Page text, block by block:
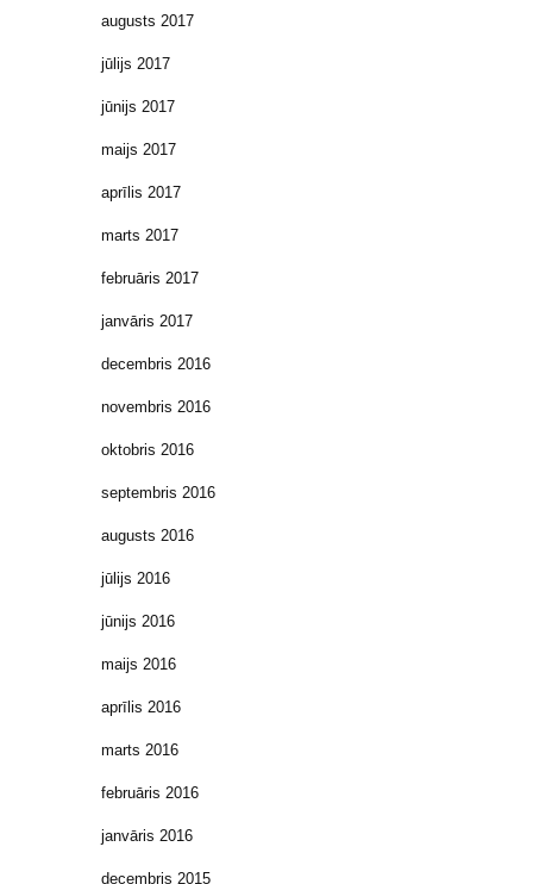
augusts 2017
jūlijs 2017
jūnijs 2017
maijs 2017
aprīlis 2017
marts 2017
februāris 2017
janvāris 2017
decembris 2016
novembris 2016
oktobris 2016
septembris 2016
augusts 2016
jūlijs 2016
jūnijs 2016
maijs 2016
aprīlis 2016
marts 2016
februāris 2016
janvāris 2016
decembris 2015